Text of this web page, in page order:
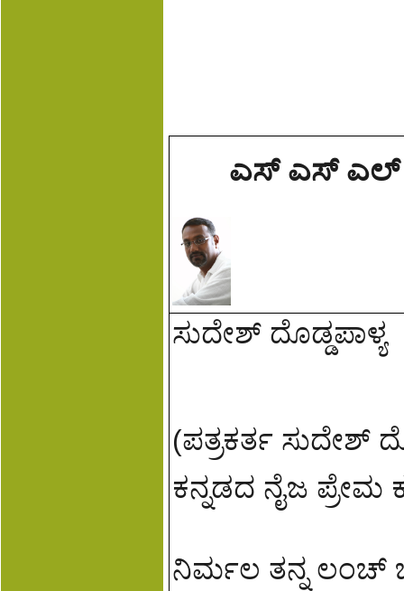
ಎಸ್ ಎಸ್ ಎಲ್
ಸುದೇಶ್ ದೊಡ್ಡಪಾಳ್ಯ
(ಪತ್ರಕರ್ತ ಸುದೇಶ್
ಕನ್ನಡದ ನೈಜ
ನಿರ್ಮಲ ತನ್ನ ಲಂಚ್